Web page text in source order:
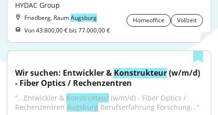
HYDAC Group
Friedberg, RaumAugsburg Homeoffice
Vollzeit
Von 43.800,00 € bis 77.000,00 €
Wir suchen: Entwickler & Konstrukteur (w/m/d)
- Fiber Optics / Rechenzentren
"...Entwickler & Konstrukteur (w/m/d) - Fiber Optics /
Rechenzentren Augsburg Berufserfahrung Forschung..."